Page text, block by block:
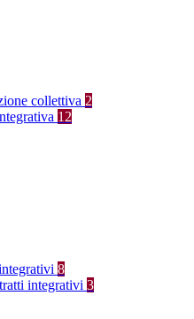
collettiva 2
12
8
integrativi 3